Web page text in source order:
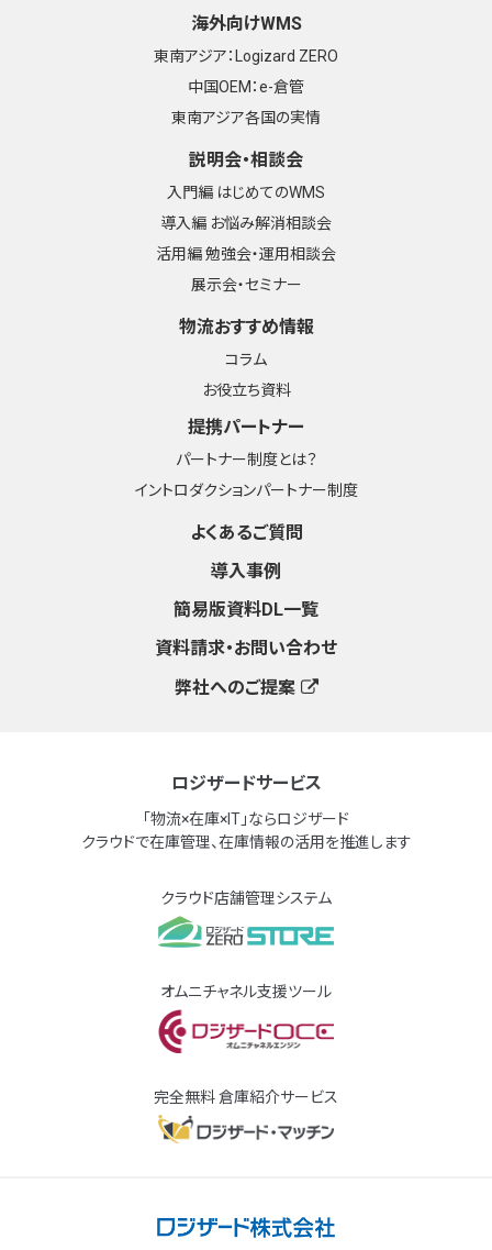
海外向けWMS
東南アジア：Logizard ZERO
中国OEM：e-倉管
東南アジア各国の実情
説明会・相談会
入門編 はじめてのWMS
導入編 お悩み解消相談会
活用編 勉強会・運用相談会
展示会・セミナー
物流おすすめ情報
コラム
お役立ち資料
提携パートナー
パートナー制度とは？
イントロダクションパートナー制度
よくあるご質問
導入事例
簡易版資料DL一覧
資料請求・お問い合わせ
弊社へのご提案
ロジザードサービス
「物流×在庫×IT」ならロジザード
クラウドで在庫管理、在庫情報の活用を推進します
クラウド店舗管理システム
オムニチャネル支援ツール
完全無料 倉庫紹介サービス